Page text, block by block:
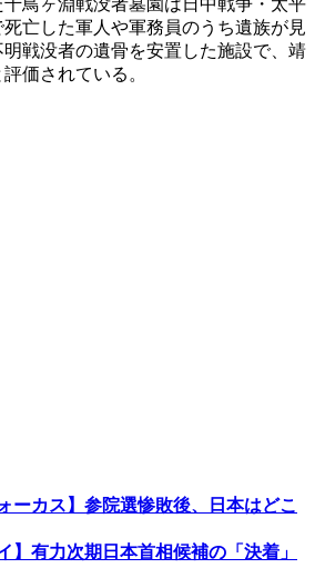
亡した軍人や軍務員のうち遺族が見
戦没者の遺骨を安置した施設で、靖
価されている。
ーカス】参院選惨敗後、日本はどこ
】有力次期日本首相候補の「決着」